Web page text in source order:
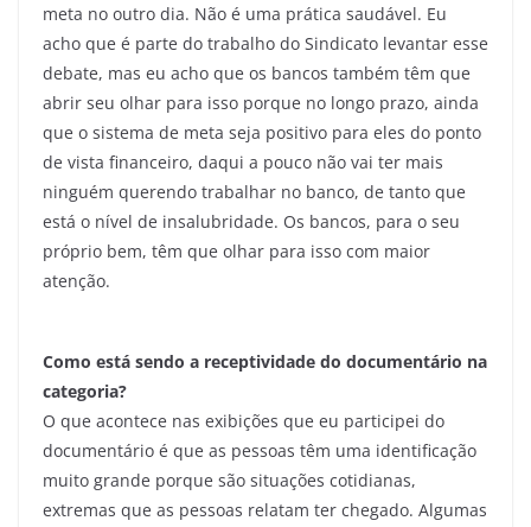
meta no outro dia. Não é uma prática saudável. Eu
acho que é parte do trabalho do Sindicato levantar esse
debate, mas eu acho que os bancos também têm que
abrir seu olhar para isso porque no longo prazo, ainda
que o sistema de meta seja positivo para eles do ponto
de vista financeiro, daqui a pouco não vai ter mais
ninguém querendo trabalhar no banco, de tanto que
está o nível de insalubridade. Os bancos, para o seu
próprio bem, têm que olhar para isso com maior
atenção.
Como está sendo a receptividade do documentário na
categoria?
O que acontece nas exibições que eu participei do
documentário é que as pessoas têm uma identificação
muito grande porque são situações cotidianas,
extremas que as pessoas relatam ter chegado. Algumas